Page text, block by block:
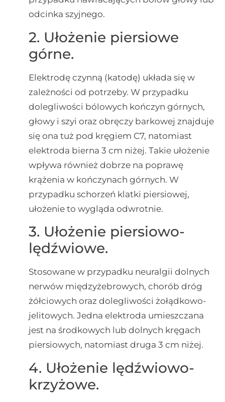
odcinka szyjnego.
2. Ułożenie piersiowe
górne.
Elektrodę czynną (katodę) układa się w
zależności od potrzeby. W przypadku
dolegliwości bólowych kończyn górnych,
głowy i szyi oraz obręczy barkowej znajduje
się ona tuż pod kręgiem C7, natomiast
elektroda bierna 3 cm niżej. Takie ułożenie
wpływa również dobrze na poprawę
krążenia w kończynach górnych. W
przypadku schorzeń klatki piersiowej,
ułożenie to wygląda odwrotnie.
3. Ułożenie piersiowo-
lędźwiowe.
Stosowane w przypadku neuralgii dolnych
nerwów międzyżebrowych, chorób dróg
żółciowych oraz dolegliwości żołądkowo-
jelitowych. Jedna elektroda umieszczana
jest na środkowych lub dolnych kręgach
piersiowych, natomiast druga 3 cm niżej.
4. Ułożenie lędźwiowo-
krzyżowe.